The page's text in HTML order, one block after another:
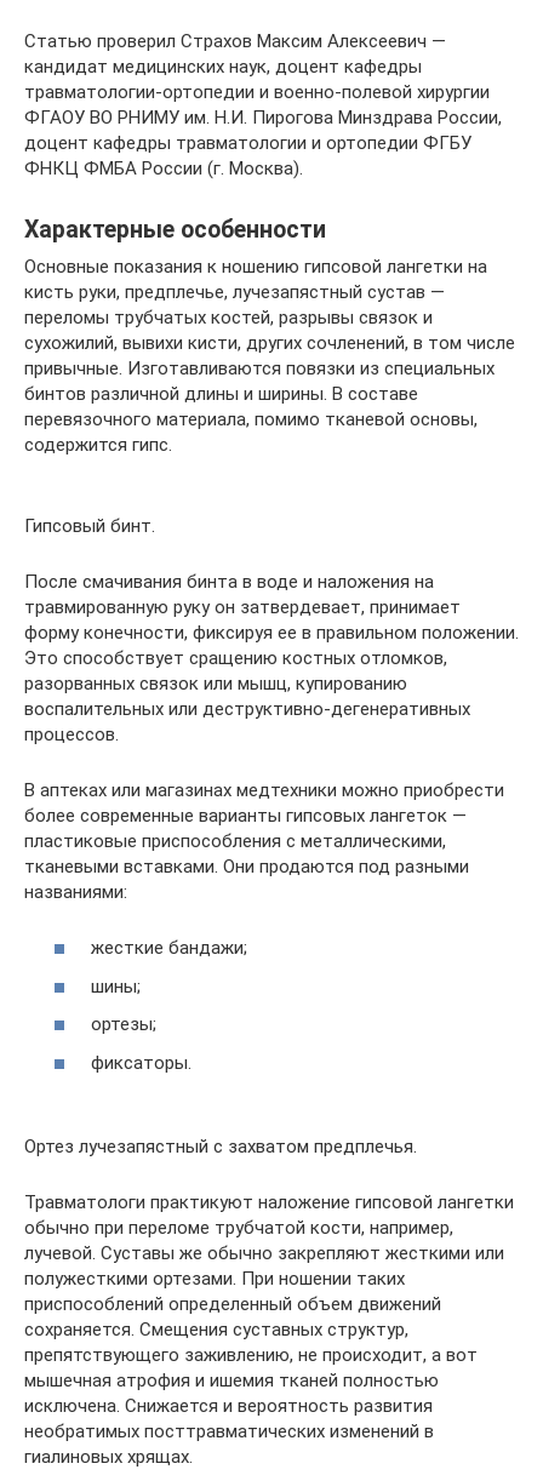
Статью проверил Страхов Максим Алексеевич —
кандидат медицинских наук, доцент кафедры
травматологии-ортопедии и военно-полевой хирургии
ФГАОУ ВО РНИМУ им. Н.И. Пирогова Минздрава России,
доцент кафедры травматологии и ортопедии ФГБУ
ФНКЦ ФМБА России (г. Москва).
Характерные особенности
Основные показания к ношению гипсовой лангетки на
кисть руки, предплечье, лучезапястный сустав —
переломы трубчатых костей, разрывы связок и
сухожилий, вывихи кисти, других сочленений, в том числе
привычные. Изготавливаются повязки из специальных
бинтов различной длины и ширины. В составе
перевязочного материала, помимо тканевой основы,
содержится гипс.
Гипсовый бинт.
После смачивания бинта в воде и наложения на
травмированную руку он затвердевает, принимает
форму конечности, фиксируя ее в правильном положении.
Это способствует сращению костных отломков,
разорванных связок или мышц, купированию
воспалительных или деструктивно-дегенеративных
процессов.
В аптеках или магазинах медтехники можно приобрести
более современные варианты гипсовых лангеток —
пластиковые приспособления с металлическими,
тканевыми вставками. Они продаются под разными
названиями:
жесткие бандажи;
шины;
ортезы;
фиксаторы.
Ортез лучезапястный с захватом предплечья.
Травматологи практикуют наложение гипсовой лангетки
обычно при переломе трубчатой кости, например,
лучевой. Суставы же обычно закрепляют жесткими или
полужесткими ортезами. При ношении таких
приспособлений определенный объем движений
сохраняется. Смещения суставных структур,
препятствующего заживлению, не происходит, а вот
мышечная атрофия и ишемия тканей полностью
исключена. Снижается и вероятность развития
необратимых посттравматических изменений в
гиалиновых хрящах.